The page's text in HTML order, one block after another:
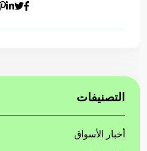
التصنيفات
أخبار الأسواق